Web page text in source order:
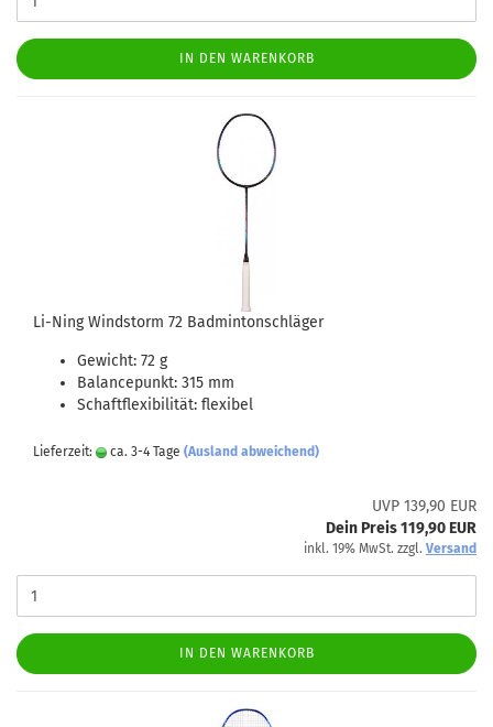
IN DEN WARENKORB
Li-Ning Windstorm 72 Badmintonschläger
Gewicht: 72 g
Balancepunkt: 315 mm
Schaftflexibilität: flexibel
Lieferzeit: ca. 3-4 Tage (Ausland abweichend)
UVP 139,90 EUR
Dein Preis 119,90 EUR
inkl. 19% MwSt. zzgl. Versand
IN DEN WARENKORB